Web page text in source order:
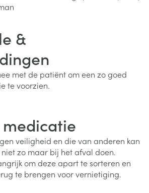
&
met de patiënt om een zo goed
te voorzien.
veiligheid en die van anderen kan
zo maar bij het afval doen.
om deze apart te sorteren en
te brengen voor vernietiging.